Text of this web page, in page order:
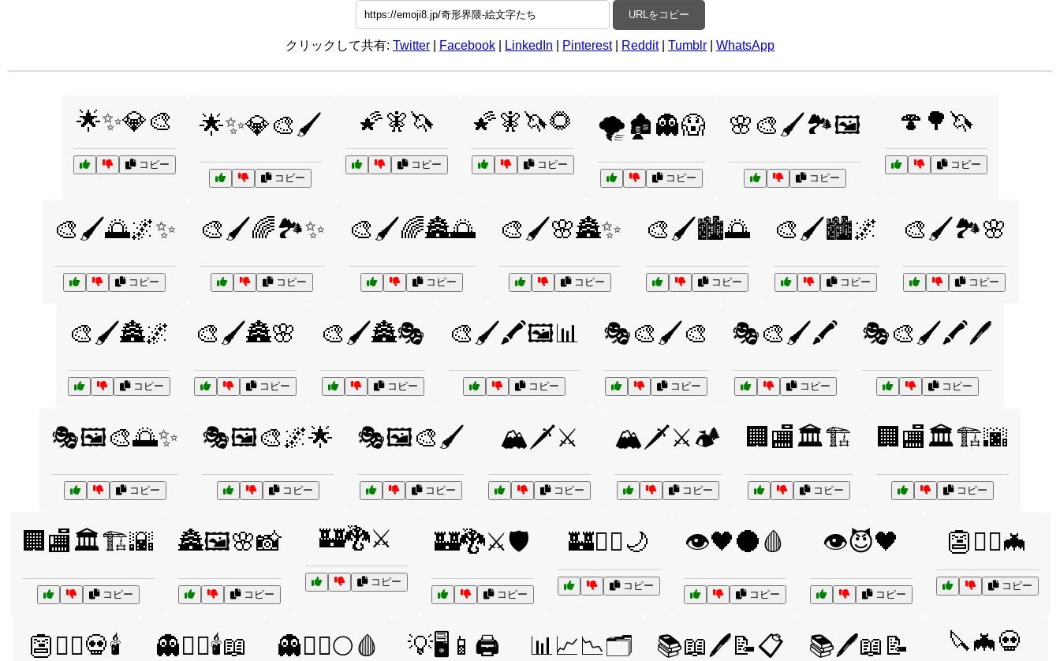
URLをコピー
クリックして共有: Twitter Facebook LinkedIn Pinterest| Reddit| Tumblr WhatsApp
🌟✨💎🎨
コピー
🌟✨💎🎨🖌️
コピー
🌠🧚🦄
コピー
🌠🧚🦄🌻
コピー
🌪️🏚️👻😱
コピー
🌸🎨🖌️🏞️🖼️
コピー
🍄🌳🦄
コピー
🎨🖌️🌅🌌✨
コピー
🎨🖌️🌈🏞️✨
コピー
🎨🖌️🌈🏯🌅
コピー
🎨🖌️🌸🏯✨
コピー
🎨🖌️🏙️🌅
コピー
🎨🖌️🏙️🌌
コピー
🎨🖌️🏞️🌸
コピー
🎨🖌️🏯🌌
コピー
🎨🖌️🏯🌸
コピー
🎨🖌️🏯🎭
コピー
🎨🖌️🖍️🖼️📊
コピー
🎭🎨🖌️🎨
コピー
🎭🎨🖌️🖍️
コピー
🎭🎨🖌️🖍️🖊️
コピー
🎭🖼️🎨🌅✨
コピー
🎭🖼️🎨🌌🌟
コピー
🎭🖼️🎨🖌️
コピー
🏔️🗡️⚔️
コピー
🏔️🗡️⚔️🏕️
コピー
🏢🏬🏛️🏗️
コピー
🏢🏬🏛️🏗️🌆
コピー
🏢🏬🏛️🏗️🌇
コピー
🏯🖼️🌸📸
コピー
🏰🐉⚔️
コピー
🏰🐉⚔️🛡️
コピー
🏰🧚‍♂️🌙
コピー
👁️🖤🌑🩸
コピー
👁️😈🖤
コピー
👺🧙‍♂️🦇
コピー
👺🧟‍♀️💀🕯️ 👻🧙‍♂️🕯️📖 👻🧛‍♂️🌕🩸 💡🖥️📱🖨️ 📊📈📉🗂️ 📚📖🖊️📝📋 📚🖊️📖📝 🔪🦇💀